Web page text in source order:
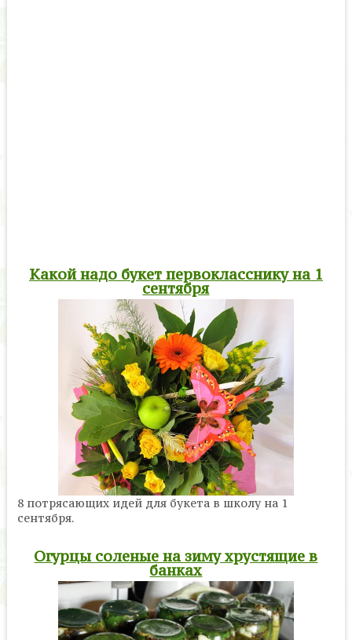
Какой надо букет первокласснику на 1
сентября
8 потрясающих идей для букета в школу на 1
сентября.
Огурцы соленые на зиму хрустящие в
банках